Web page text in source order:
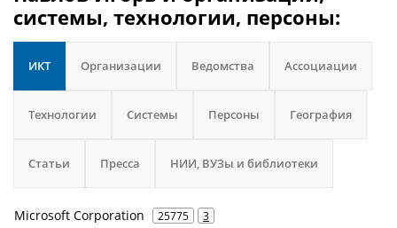
системы, технологии, персоны:
ИКТ Организации Ведомства Ассоциации
Технологии Системы Персоны География
Статьи Пресса НИИ, ВУЗы и библиотеки
Microsoft Corporation 25775 3